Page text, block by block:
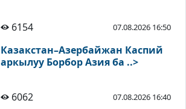
6154 07.08.2026 16:50
Казакстан–Азербайжан Каспий
аркылуу Борбор Азия ба ..>
6062 07.08.2026 16:40